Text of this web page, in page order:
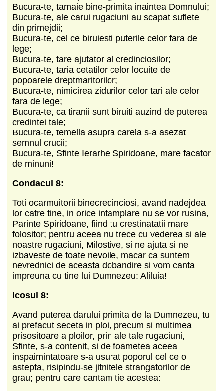
Bucura-te, tamaie bine-primita inaintea Domnului;
Bucura-te, ale carui rugaciuni au scapat suflete
din primejdii;
Bucura-te, cel ce biruiesti puterile celor fara de
lege;
Bucura-te, tare ajutator al credinciosilor;
Bucura-te, taria cetatilor celor locuite de
popoarele dreptmaritorilor;
Bucura-te, nimicirea zidurilor celor tari ale celor
fara de lege;
Bucura-te, ca tiranii sunt biruiti auzind de puterea
credintei tale;
Bucura-te, temelia asupra careia s-a asezat
semnul crucii;
Bucura-te, Sfinte Ierarhe Spiridoane, mare facator
de minuni!
Condacul 8:
Toti ocarmuitorii binecredinciosi, avand nadejdea
lor catre tine, in orice intamplare nu se vor rusina,
Parinte Spiridoane, fiind tu crestinatatii mare
folositor; pentru aceea nu trece cu vederea si ale
noastre rugaciuni, Milostive, si ne ajuta si ne
izbaveste de toate nevoile, macar ca suntem
nevrednici de aceasta dobandire si vom canta
impreuna cu tine lui Dumnezeu: Aliluia!
Icosul 8:
Avand puterea darului primita de la Dumnezeu, tu
ai prefacut seceta in ploi, precum si multimea
prisositoare a ploilor, prin ale tale rugaciuni,
Sfinte, s-a contenit, si de foametea aceea
inspaimintatoare s-a usurat poporul cel ce o
astepta, risipindu-se jitnitele strangatorilor de
grau; pentru care cantam tie acestea: